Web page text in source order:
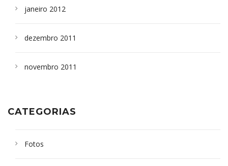
janeiro 2012
dezembro 2011
novembro 2011
CATEGORIAS
Fotos